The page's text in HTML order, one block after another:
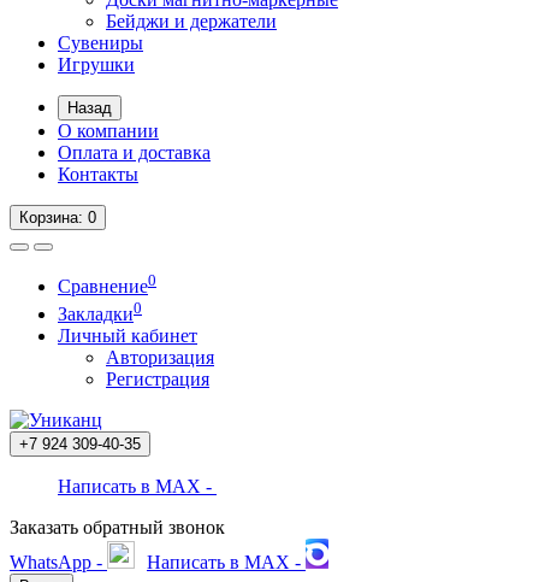
Бейджи и держатели
Сувениры
Игрушки
Назад
О компании
Оплата и доставка
Контакты
Корзина: 0
Сравнение0
Закладки0
Личный кабинет
Авторизация
Регистрация
+7 924 309-40-35
Написать в MAX -
Заказать обратный звонок
WhatsApp -
Написать в MAX -